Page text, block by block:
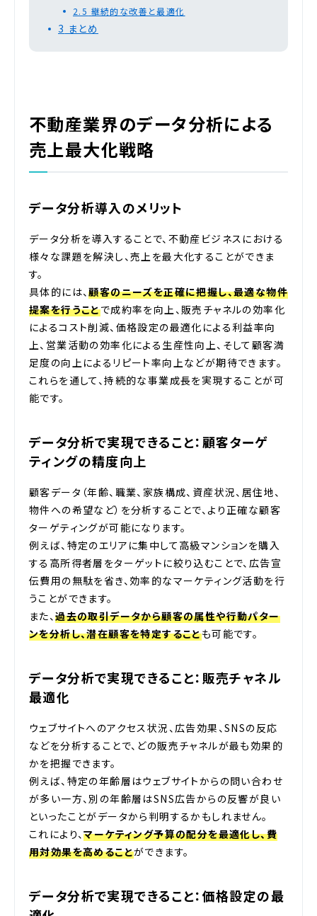
2.5 継続的な改善と最適化
3 まとめ
不動産業界のデータ分析による
売上最大化戦略
データ分析導入のメリット
データ分析を導入することで、不動産ビジネスにおける
様々な課題を解決し、売上を最大化することができま
す。
具体的には、顧客のニーズを正確に把握し、最適な物件
提案を行うことで成約率を向上、販売チャネルの効率化
によるコスト削減、価格設定の最適化による利益率向
上、営業活動の効率化による生産性向上、そして顧客満
足度の向上によるリピート率向上などが期待できます。
これらを通して、持続的な事業成長を実現することが可
能です。
データ分析で実現できること：顧客ターゲ
ティングの精度向上
顧客データ（年齢、職業、家族構成、資産状況、居住地、
物件への希望など）を分析することで、より正確な顧客
ターゲティングが可能になります。
例えば、特定のエリアに集中して高級マンションを購入
する高所得者層をターゲットに絞り込むことで、広告宣
伝費用の無駄を省き、効率的なマーケティング活動を行
うことができます。
また、過去の取引データから顧客の属性や行動パター
ンを分析し、潜在顧客を特定することも可能です。
データ分析で実現できること：販売チャネル
最適化
ウェブサイトへのアクセス状況、広告効果、SNSの反応
などを分析することで、どの販売チャネルが最も効果的
かを把握できます。
例えば、特定の年齢層はウェブサイトからの問い合わせ
が多い一方、別の年齢層はSNS広告からの反響が良い
といったことがデータから判明するかもしれません。
これにより、マーケティング予算の配分を最適化し、費
用対効果を高めることができます。
データ分析で実現できること：価格設定の最